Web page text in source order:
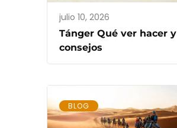
julio 10, 2026
Tánger Qué ver hacer y
consejos
BLOG